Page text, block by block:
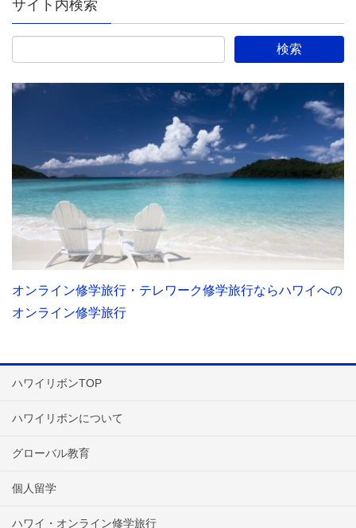
サイト内検索
オンライン修学旅行・テレワーク修学旅行ならハワイへの
オンライン修学旅行
ハワイリボンTOP
ハワイリボンについて
グローバル教育
個人留学
ハワイ・オンライン修学旅行